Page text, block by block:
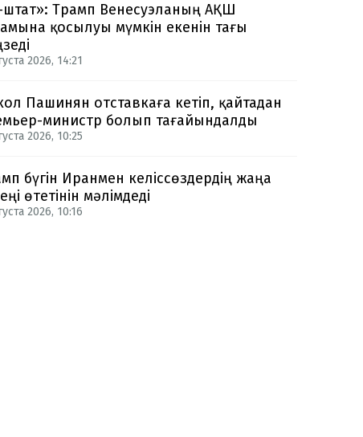
штат»: Трамп Венесуэланың АҚШ
қосылуы мүмкін екенін тағы
2026, 14:21
Пашинян отставкаға кетіп, қайтадан
министр болып тағайындалды
2026, 10:25
бүгін Иранмен келіссөздердің жаңа
өтетінін мәлімдеді
2026, 10:16